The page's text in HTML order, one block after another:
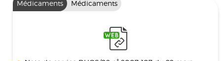
Médicaments Médicaments